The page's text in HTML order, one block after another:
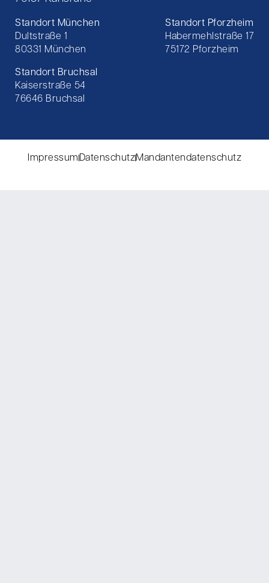
Standort München
Dultstraße 1
80331 München
Standort Pforzheim
Habermehlstraße 17
75172 Pforzheim
Standort Bruchsal
Kaiserstraße 54
76646 Bruchsal
Impressum DatenschutzMandantendatenschutz